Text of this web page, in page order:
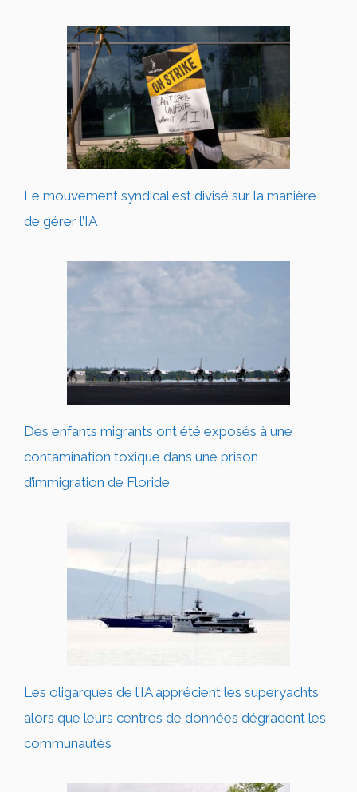
Le mouvement syndical est divisé sur la manière
de gérer l’IA
Des enfants migrants ont été exposés à une
contamination toxique dans une prison
d’immigration de Floride
Les oligarques de l’IA apprécient les superyachts
alors que leurs centres de données dégradent les
communautés